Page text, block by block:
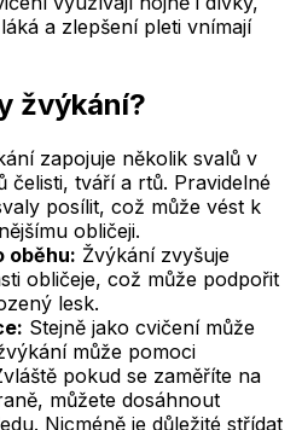
a zlepšení pleti vnímají
žvýkání?
zapojuje několik svalů v
čelisti, tváří a rtů. Pravidelné
posílit, což může vést k
obličeji.
oběhu: Žvýkání zvyšuje
obličeje, což může podpořit
lesk.
Stejně jako cvičení může
může pomoci
pokud se zaměříte na
můžete dosáhnout
Nicméně je důležité střídat